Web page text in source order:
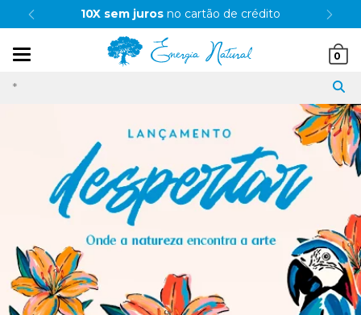
10X sem juros no cartão de crédito
0